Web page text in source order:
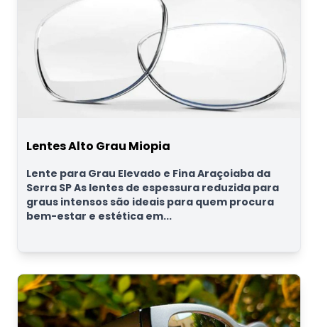
Lentes Alto Grau Miopia
Lente para Grau Elevado e Fina Araçoiaba da
Serra SP As lentes de espessura reduzida para
graus intensos são ideais para quem procura
bem-estar e estética em...